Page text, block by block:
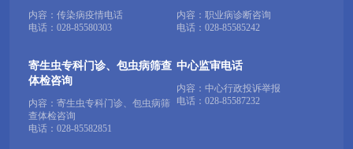
内容：传染病疫情电话
电话： 028-85580303
内容：职业病诊断咨询
电话： 028-85585242
寄生虫专科门诊、包虫病筛查
体检咨询
内容：寄生虫专科门诊、包虫病筛
查体检咨询
电话： 028-85582851
中心监审电话
内容：中心行政投诉举报
电话： 028-85587232